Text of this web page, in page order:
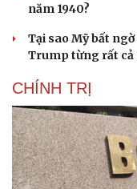
năm 1940?
Tại sao Mỹ bất
Trump từng rất cả
CHÍNH TRỊ